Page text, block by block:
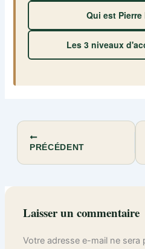
Qui est Pierre
Les 3 niveaux
PRÉCÉDENT
Laisser un commentaire
Votre adresse e-mail ne sera